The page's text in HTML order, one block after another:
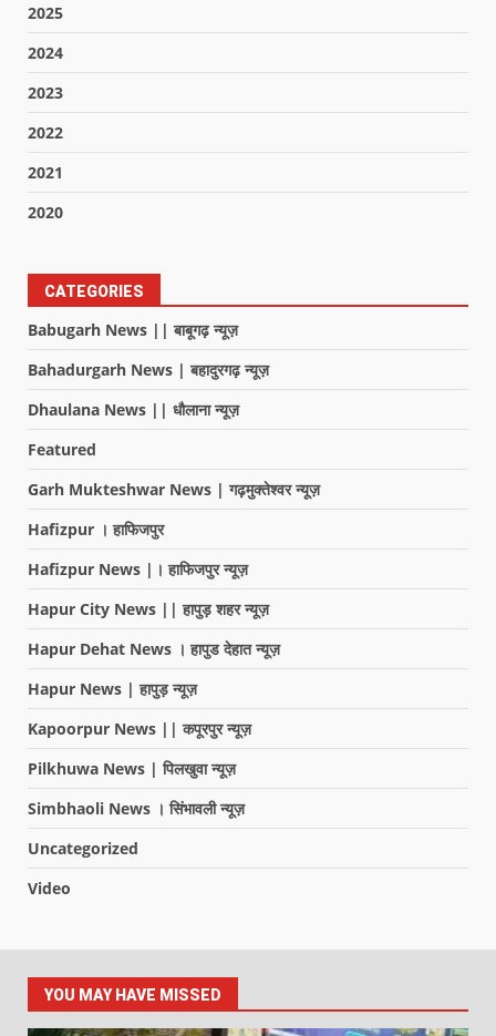
2025
2024
2023
2022
2021
2020
CATEGORIES
Babugarh News || बाबूगढ़ न्यूज़
Bahadurgarh News | बहादुरगढ़ न्यूज़
Dhaulana News || धौलाना न्यूज़
Featured
Garh Mukteshwar News | गढ़मुक्तेश्वर न्यूज़
Hafizpur । हाफिजपुर
Hafizpur News |। हाफिजपुर न्यूज़
Hapur City News || हापुड़ शहर न्यूज़
Hapur Dehat News । हापुड देहात न्यूज़
Hapur News | हापुड़ न्यूज़
Kapoorpur News || कपूरपुर न्यूज़
Pilkhuwa News | पिलखुवा न्यूज़
Simbhaoli News । सिंभावली न्यूज़
Uncategorized
Video
YOU MAY HAVE MISSED